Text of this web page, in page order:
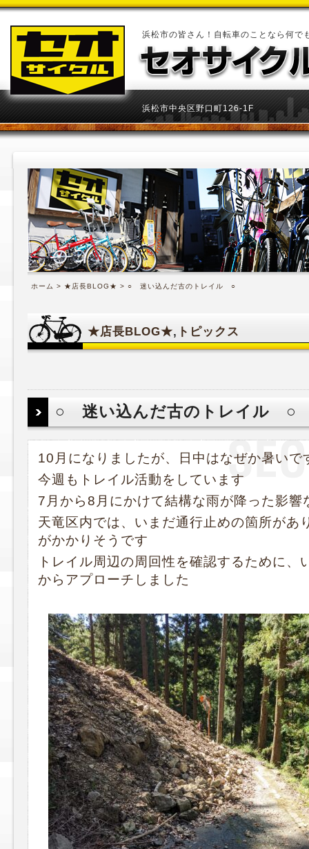
浜松市の皆さん！自転車のことなら何で
浜松市中央区野口町126-1F
ホーム > ★店長BLOG★ > ○ 迷い込んだ古のトレイル ○
★店長BLOG★, トピックス
○ 迷い込んだ古のトレイル ○
10月になりましたが、日中はなぜか暑いで
今週もトレイル活動をしています
7月から8月にかけて結構な雨が降った影響
天竜区内では、いまだ通行止めの箇所があ
がかかりそうです
トレイル周辺の周回性を確認するために、
からアプローチしました